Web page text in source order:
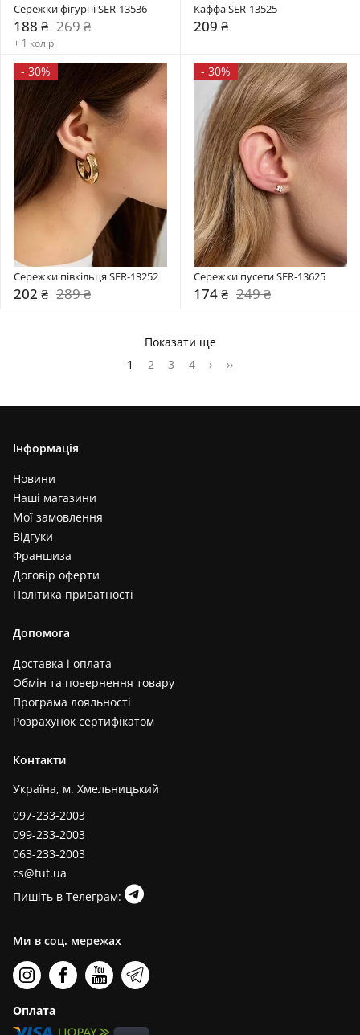
Сережки фігурні SER-13536
188 ₴ 269 ₴
+ 1 колір
Каффа SER-13525
209 ₴
- 30%
Сережки півкільця SER-13252
202 ₴ 289 ₴
- 30%
Сережки пусети SER-13625
174 ₴ 249 ₴
Показати ще
1
2 3 4 › ››
Інформація
Новини
Наші магазини
Мої замовлення
Відгуки
Франшиза
Договір оферти
Політика приватності
Допомога
Доставка і оплата
Обмін та повернення товару
Програма лояльності
Розрахунок сертифікатом
Контакти
Україна, м. Хмельницький
097-233-2003
099-233-2003
063-233-2003
cs@tut.ua
Пишіть в Телеграм:
Ми в соц. мережах
Оплата